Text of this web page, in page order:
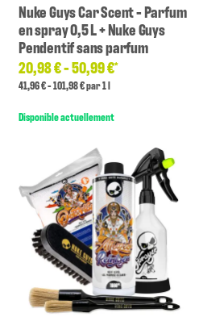
Nuke Guys Car Scent - Parfum
en spray 0,5 L + Nuke Guys
Pendentif sans parfum
20,98 € -50,99 €*
41,96 € - 101,98 € par 1 l
Disponible actuellement